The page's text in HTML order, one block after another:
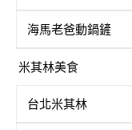
海馬老爸動鍋鏟
米其林美食
台北米其林